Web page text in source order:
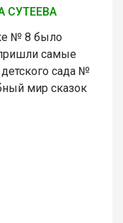
СУТЕЕВА
№ 8 было
самые
сада №
мир сказок